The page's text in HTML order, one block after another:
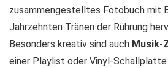
zusammengestelltes Fotobuch mit
Jahrzehnten Tränen der Rührung
Besonders kreativ sind auch Musik-
einer Playlist oder Vinyl-